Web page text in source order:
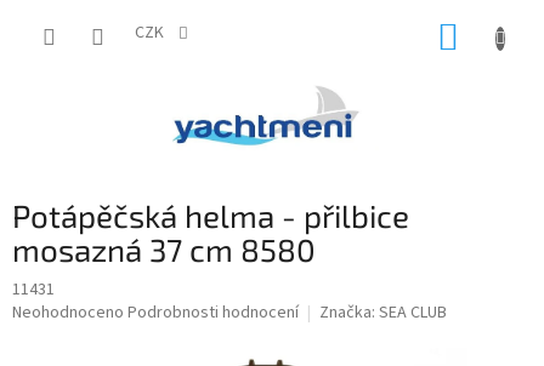
CZK
Potápěčská helma - přilbice
mosazná 37 cm 8580
11431
Průměrné
Neohodnoceno Podrobnosti hodnocení Značka: SEA CLUB